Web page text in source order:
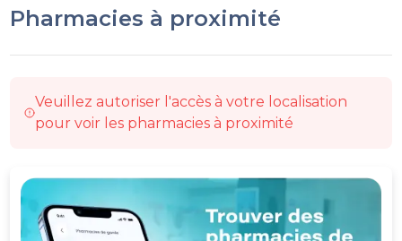
Pharmacies à proximité
Veuillez autoriser l'accès à votre localisation
pour voir les pharmacies à proximité